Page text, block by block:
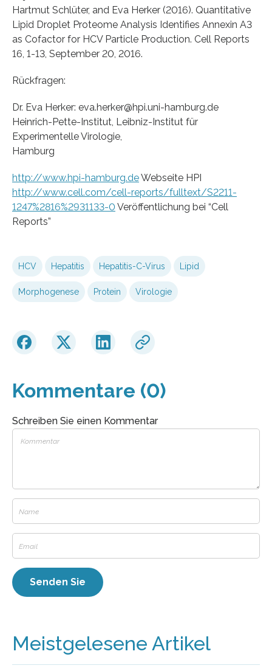
Hartmut Schlüter, and Eva Herker (2016). Quantitative
Lipid Droplet Proteome Analysis Identifies Annexin A3
as Cofactor for HCV Particle Production. Cell Reports
16, 1-13, September 20, 2016.
Rückfragen:
Dr. Eva Herker: eva.herker@hpi.uni-hamburg.de
Heinrich-Pette-Institut, Leibniz-Institut für
Experimentelle Virologie,
Hamburg
http://www.hpi-hamburg.deWebseite HPI
http://www.cell.com/cell-reports/fulltext/S2211-
1247%2816%2931133-0Veröffentlichung bei “Cell
Reports”
HCV Hepatitis Hepatitis-C-Virus Lipid
Morphogenese Protein Virologie
Kommentare (0)
Schreiben Sie einen Kommentar
Meistgelesene Artikel